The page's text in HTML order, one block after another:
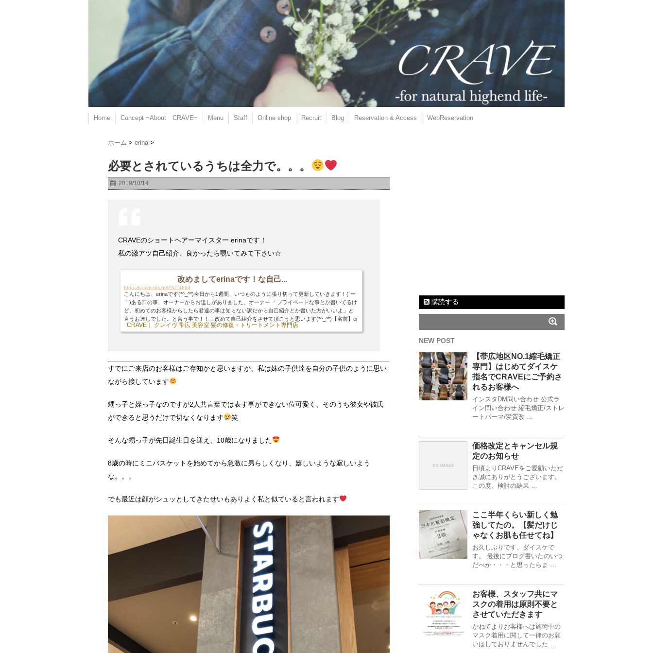
Home Concept ~About CRAVE~ Menu Staff Online shop Recruit Blog Reservation & Access WebReservation
ホーム > erina >
必要とされているうちは全力で。。。
2019/10/14
CRAVEのショートヘアーマイスター erinaです！
私の激アツ自己紹介、良かったら覗いてみて下さい☆
改めましてerinaです！な自己...
https://crave-gts.net/?p=4863
こんにちは、erinaです(*^_^*)今日から1週間、いつものように張り切って更新していきます！(´ー
｀)ある日の事、オーナーからお達しがありました。オーナー 「プライベートな事とか書いてるけ
ど、初めてのお客様からしたら君達の事は知らない訳だから自己紹介とか書いた方がいいよ」と
言うお達しでした。と言う事で！！！改めて自己紹介をさせて頂こうと思います(*^_^*)【名前】er
inaです！【血液型】O型。。。によく間違われますがB型ですm(_ _)m皆さん嫌わないで下さい(;
_;)笑【趣味】ドライブ・ダンス・甥っ子&姪っ子&愛犬に...
CRAVE｜ クレイヴ 帯広 美容室 髪の修復・トリートメント専門店
すでにご来店のお客様はご存知かと思いますが、私は妹の子供達を自分の子供のように思い
ながら接しています
甥っ子と姪っ子なのですが2人共言葉では表す事ができない位可愛く、そのうち彼女や彼氏
ができると思うだけで切なくなります
笑
そんな甥っ子が先日誕生日を迎え、10歳になりました
8歳の時にミニバスケットを始めてから急激に男らしくなり、嬉しいような寂しいよう
な。。。
でも最近は顔がシュッとしてきたせいもありよく私と似ていると言われます
購読する
NEW POST
【帯広地区NO.1縮毛矯正
専門】はじめてダイスケ
指名でCRAVEにご予約さ
れるお客様へ
インスタDM問い合わせ 公式ラ
イン問い合わせ 縮毛矯正/ストレ
ートパーマ/髪質改 …
価格改定とキャンセル規
定のお知らせ
日頃よりCRAVEをご愛顧いただ
き誠にありがとうございます。
この度、検討の結果 …
ここ半年くらい新しく勉
強してたの。【髪だけじ
ゃなくお肌も任せてね】
お久しぶりです、ダイスケで
す。 最後にブログ書いたのいつ
だべか・・・と思ったらま …
お客様、スタッフ共にマ
スクの着用は原則不要と
させていただきます
かねてよりお客様へは施術中の
マスク着用に関して一律のお願
いはしておりませんでした …